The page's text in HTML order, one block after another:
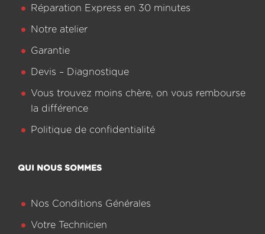
Réparation Express en 30 minutes
Notre atelier
Garantie
Devis – Diagnostique
Vous trouvez moins chère, on vous rembourse
la différence
Politique de confidentialité
QUI NOUS SOMMES
Nos Conditions Générales
Votre Technicien